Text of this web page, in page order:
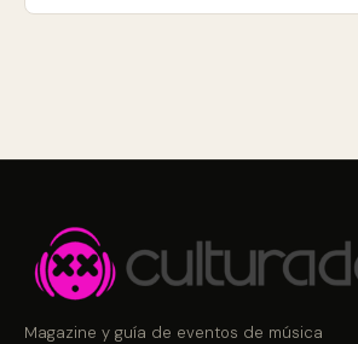
Magazine y guía de eventos de música